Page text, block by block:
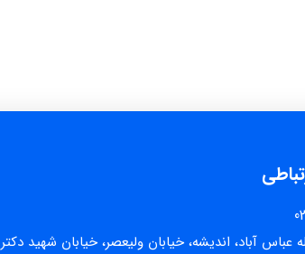
عباس آباد، اندیشه، خیابان ولیعصر، خیابان شهید دکتر